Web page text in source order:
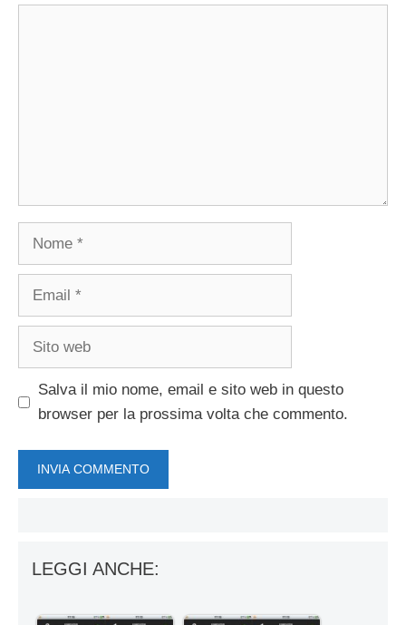
Nome
Email
Sito
Salva il mio nome, email e sito web in questo
browser per la prossima volta che commento.
LEGGI ANCHE: